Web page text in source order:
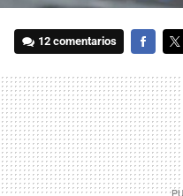
12 comentarios